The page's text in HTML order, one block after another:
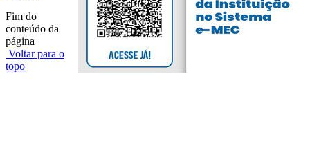
Fim do
conteúdo da
página
Voltar para o
topo